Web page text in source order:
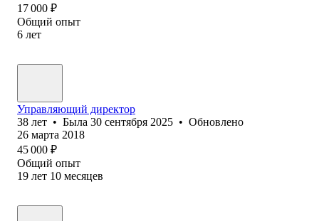
17 000 ₽
Общий опыт
6 лет
Управляющий директор
38 лет • Была 30 сентября 2025 • Обновлено
26 марта 2018
45 000 ₽
Общий опыт
19 лет 10 месяцев